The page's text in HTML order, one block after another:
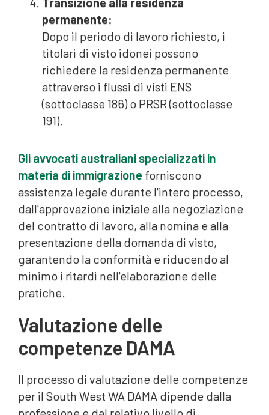
permanente:
Dopo il periodo di lavoro richiesto, i
titolari di visto idonei possono
richiedere la residenza permanente
attraverso i flussi di visti ENS
(sottoclasse 186) o PRSR (sottoclasse
191).
Gli avvocati australiani specializzati in
materia di immigrazione forniscono
assistenza legale durante l'intero processo,
dall'approvazione iniziale alla negoziazione
del contratto di lavoro, alla nomina e alla
presentazione della domanda di visto,
garantendo la conformità e riducendo al
minimo i ritardi nell'elaborazione delle
pratiche.
Valutazione delle
competenze DAMA
Il processo di valutazione delle competenze
per il South West WA DAMA dipende dalla